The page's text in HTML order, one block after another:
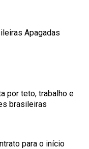
Apagadas
por teto, trabalho e
brasileiras
para o início